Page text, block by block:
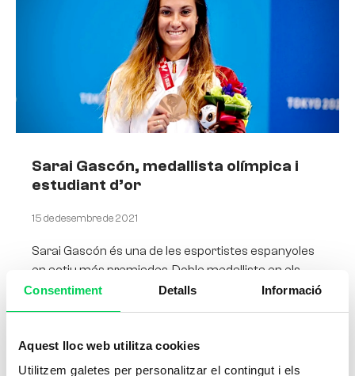
Consentiment Detalls Informació
Aquest lloc web utilitza cookies
Utilitzem galetes per personalitzar el contingut i els
Sarai Gascón, medallista olímpica i
estudiant d’or
15 de desembre de 2021
Sarai Gascón és una de les esportistes espanyoles
en actiu més premiades. Doble medallista en els
darrers Jocs Paralímpics de Tòquio, la Sarai va ser